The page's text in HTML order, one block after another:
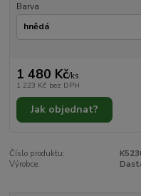
Barva
1 480 Kč/ks
1 223 Kč bez DPH
Jak objednat?
Číslo produktu:
Výrobce: